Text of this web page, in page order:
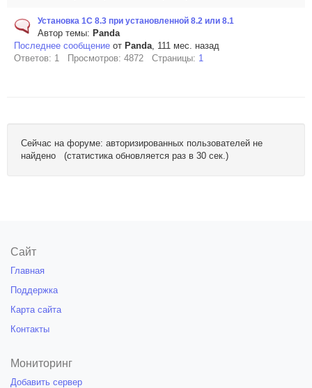
Установка 1С 8.3 при установленной 8.2 или 8.1
Автор темы: Panda
Последнее сообщение от Panda, 111 мес. назад
Ответов: 1 Просмотров: 4872 Страницы: 1
Сейчас на форуме: авторизированных пользователей не
найдено (статистика обновляется раз в 30 сек.)
Сайт
Главная
Поддержка
Карта сайта
Контакты
Мониторинг
Добавить сервер